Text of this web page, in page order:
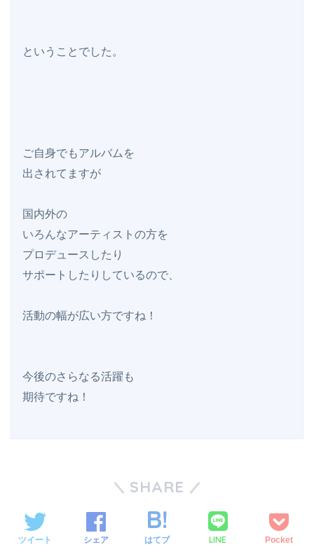
ということでした。
ご自身でもアルバムを
出されてますが
国内外の
いろんなアーティストの方を
プロデュースしたり
サポートしたりしているので、
活動の幅が広い方ですね！
今後のさらなる活躍も
SHARE
ツイート シェア はてブ LINE Pocket